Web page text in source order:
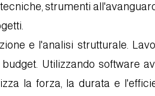
strumenti
e l'analisi strutturale.
Utilizzando software
la forza, la durata e